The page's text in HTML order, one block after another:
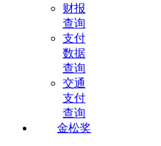
财报
查询
支付
数据
查询
交通
支付
查询
金松奖